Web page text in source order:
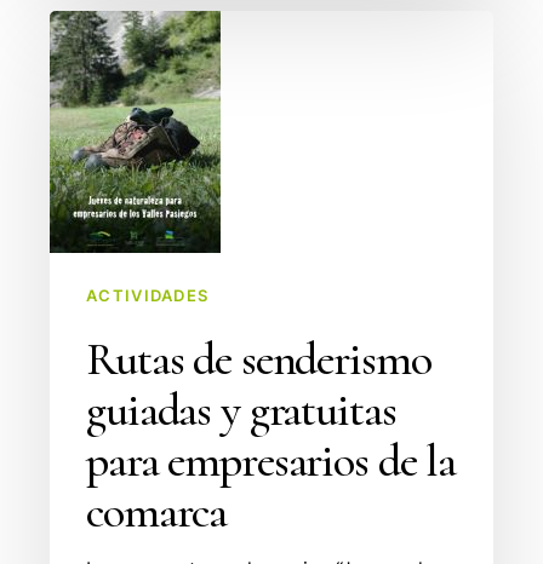
Rutas
de
senderismo
guiadas
y
gratuitas
para
comarca
ACTIVIDADES
Rutas de senderismo
guiadas y gratuitas
para empresarios de la
comarca